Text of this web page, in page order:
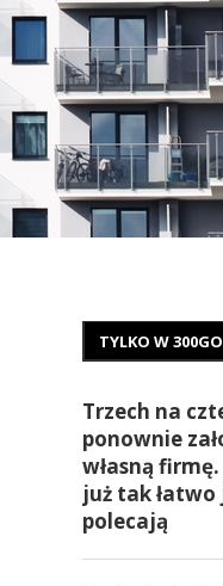
TYLKO W
Trzech na
ponownie
własną
już tak łatwo
polecają